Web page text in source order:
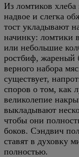
Из ломтиков хлеба
надвое и слегка
тост укладывают
начинку: ломтики
или небольшие
ростбиф, жареный
верного набора
существует,
споров о том, как
великолепие
выкладывают
чтобы они
боков. Сэндвич
ставят в духовку
полностью.